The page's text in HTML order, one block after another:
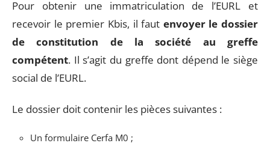
Pour obtenir une immatriculation de l’EURL et
recevoir le premier Kbis, il faut envoyer le dossier
de constitution de la société au greffe
compétent. Il s’agit du greffe dont dépend le siège
social de l’EURL.
Le dossier doit contenir les pièces suivantes :
Un formulaire Cerfa M0 ;